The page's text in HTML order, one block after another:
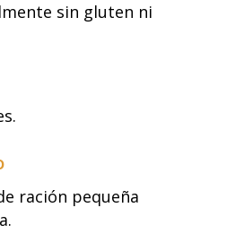
sin gluten ni
ración pequeña